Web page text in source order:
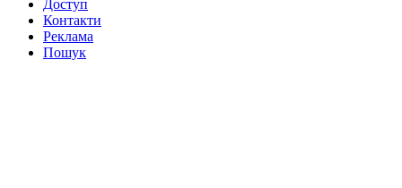
Доступ
Контакти
Реклама
Пошук